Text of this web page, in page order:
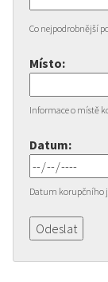
Co nejpodrobnější
Místo:
Informace o místě
Datum:
Datum korupčního